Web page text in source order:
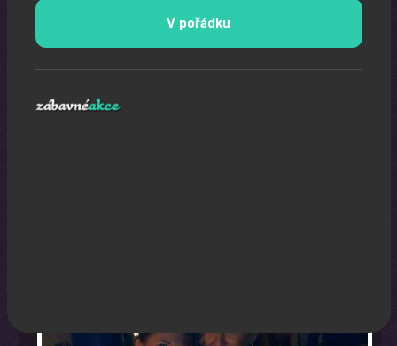
V pořádku